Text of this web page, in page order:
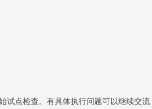
试点检查。有具体执行问题可以继续交